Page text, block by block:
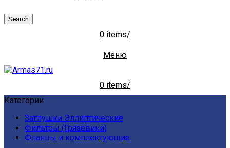
Search
0 items/
Меню
0 items/
Категории
Заглушки Эллиптические
Фильтры (Грязевики)
Фланцы и комплектующие